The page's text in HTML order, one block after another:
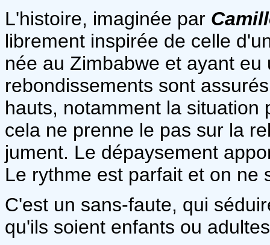
L'histoire, imaginée par
librement inspirée de celle
née au Zimbabwe et ayant
rebondissements sont
hauts, notamment la situation
cela ne prenne le pas sur la
jument. Le dépaysement
Le rythme est parfait et on ne
C'est un sans-faute, qui
qu'ils soient enfants ou